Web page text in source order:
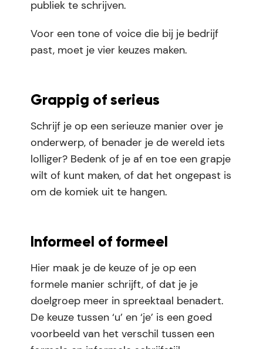
publiek te schrijven.
Voor een tone of voice die bij je bedrijf
past, moet jevier keuzes maken.
Grappig of serieus
Schrijf je op een serieuze manier over je
onderwerp, of benader je de wereld iets
lolliger? Bedenk of je af en toe een grapje
wilt of kunt maken, of dat het ongepast is
om de komiek uit te hangen.
Informeel of formeel
Hier maak je de keuze of je op een
formele manier schrijft, of dat je je
doelgroep meer in spreektaal benadert.
De keuze tussen ‘u’ en ‘je’ is een goed
voorbeeld van het verschil tussen een